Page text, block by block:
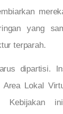
yang
terparah.
dipartisi.
Area Lokal
Kebijakan